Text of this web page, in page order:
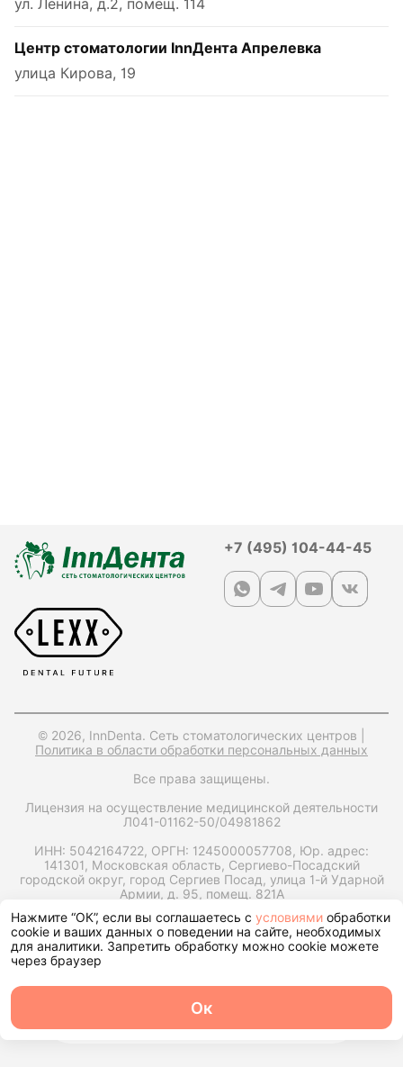
ул. Ленина, д.2, помещ. 114
Центр стоматологии InnДента Апрелевка
улица Кирова, 19
+7 (495) 104-44-45
© 2026, InnDenta. Сеть стоматологических центров |
Политика в области обработки персональных данных
Все права защищены.
Лицензия на осуществление медицинской деятельности
Л041-01162-50/04981862
ИНН: 5042164722, ОРГН: 1245000057708, Юр. адрес:
141301, Московская область, Сергиево-Посадский
городской округ, город Сергиев Посад, улица 1-й Ударной
Армии, д. 95, помещ. 821А
Запрос справки на налоговый вычет
Нажмите “ОК”, если вы соглашаетесь с условиями обработки
cookie и ваших данных о поведении на сайте, необходимых
для аналитики. Запретить обработку можно cookie можете
через браузер
Ок